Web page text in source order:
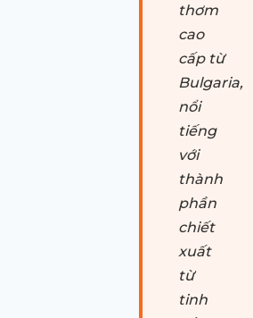
thơm
cao
cấp từ
Bulgaria,
nổi
tiếng
với
thành
phần
chiết
xuất
từ
tinh